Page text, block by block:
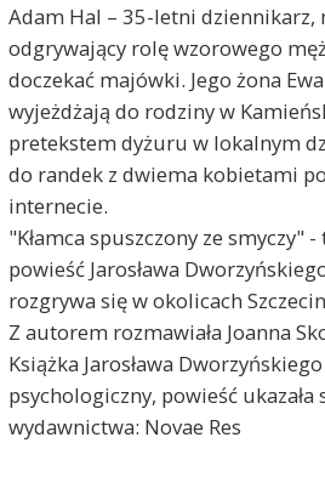
Adam Hal – 35-letni dziennikarz,
odgrywający rolę wzorowego
doczekać majówki. Jego żona
wyjeżdżają do rodziny w
pretekstem dyżuru w lokalnym
do randek z dwiema kobietami
internecie.
"Kłamca spuszczony ze smyczy"
powieść Jarosława
rozgrywa się w okolicach
Z autorem rozmawiała Joanna
Książka Jarosława
psychologiczny, powieść ukazała
wydawnictwa: Novae Res